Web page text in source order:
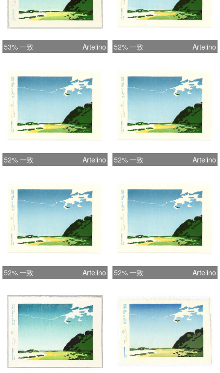
53% 一致 Artelino 52% 一致 Artelino
52% 一致 Artelino 52% 一致 Artelino
52% 一致 Artelino 52% 一致 Artelino